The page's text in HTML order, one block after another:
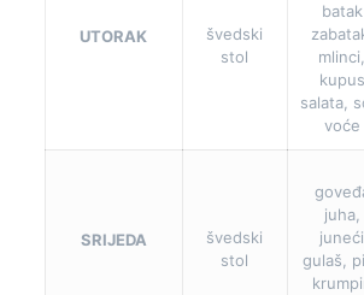
UTORAK
švedski
stol
batak
mlinci,
kupus
salata,
voće
SRIJEDA
švedski
stol
juha,
juneći
gulaš,